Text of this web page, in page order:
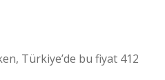
Türkiye’de bu fiyat 412